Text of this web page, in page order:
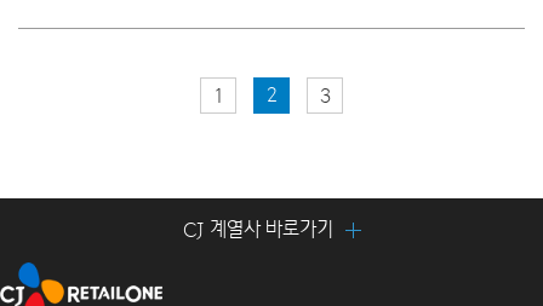
1 2 3
CJ 계열사 바로가기